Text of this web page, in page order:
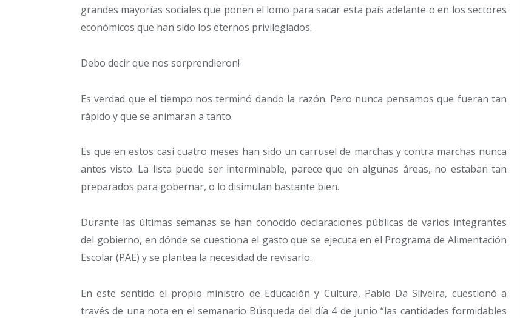
grandes mayorías sociales que ponen el lomo para sacar esta país adelante o en los sectores
económicos que han sido los eternos privilegiados.
Debo decir que nos sorprendieron!
Es verdad que el tiempo nos terminó dando la razón. Pero nunca pensamos que fueran tan
rápido y que se animaran a tanto.
Es que en estos casi cuatro meses han sido un carrusel de marchas y contra marchas nunca
antes visto. La lista puede ser interminable, parece que en algunas áreas, no estaban tan
preparados para gobernar, o lo disimulan bastante bien.
Durante las últimas semanas se han conocido declaraciones públicas de varios integrantes
del gobierno, en dónde se cuestiona el gasto que se ejecuta en el Programa de Alimentación
Escolar (PAE) y se plantea la necesidad de revisarlo.
En este sentido el propio ministro de Educación y Cultura, Pablo Da Silveira, cuestionó a
través de una nota en el semanario Búsqueda del día 4 de junio “las cantidades formidables